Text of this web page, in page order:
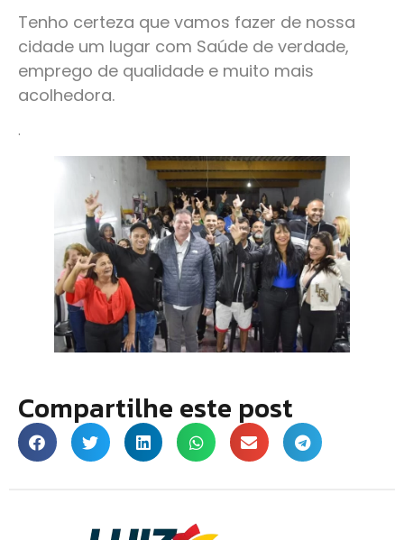
Tenho certeza que vamos fazer de nossa
cidade um lugar com Saúde de verdade,
emprego de qualidade e muito mais
acolhedora.
.
Compartilhe este post